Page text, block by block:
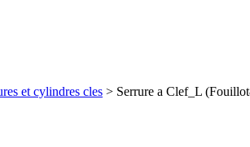
et cylindres cles > Serrure a Clef_L